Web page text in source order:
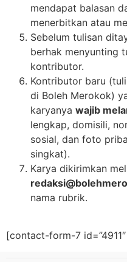
mendapat balasan
menerbitkan atau
Sebelum tulisan
berhak menyunting
kontributor.
Kontributor baru
di Boleh Merokok)
karyanya wajib
lengkap, domisili,
sosial, dan foto
singkat).
Karya dikirimkan
nama rubrik.
[contact-form-7